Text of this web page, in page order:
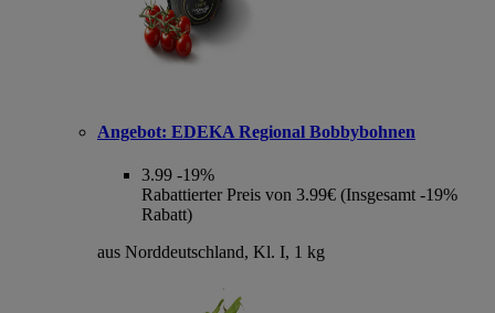
Angebot: EDEKA Regional Bobbybohnen
3.99 -19%
Rabattierter Preis von 3.99€ (Insgesamt -19%
Rabatt)
aus Norddeutschland, Kl. I, 1 kg